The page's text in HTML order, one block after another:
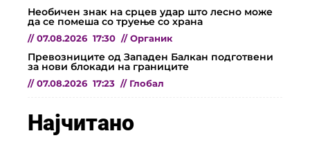
Необичен знак на срцев удар што лесно може
да се помеша со труење со храна
// 07.08.2026 17:30 // Органик
Превозниците од Западен Балкан подготвени
за нови блокади на границите
// 07.08.2026 17:23 // Глобал
Најчитано